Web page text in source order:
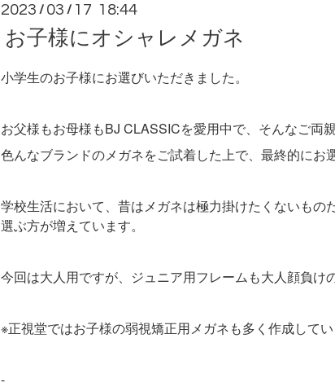
2023 / 03 / 17 18:44
お子様にオシャレメガネ
小学生のお子様にお選びいただきました。
お父様もお母様もBJ CLASSICを愛用中で、そんなご両
色んなブランドのメガネをご試着した上で、最終的にお
学校生活において、昔はメガネは極力掛けたくないも
選ぶ方が増えています。
今回は大人用ですが、ジュニア用フレームも大人顔負け
※正視堂ではお子様の弱視矯正用メガネも多く作成して
-